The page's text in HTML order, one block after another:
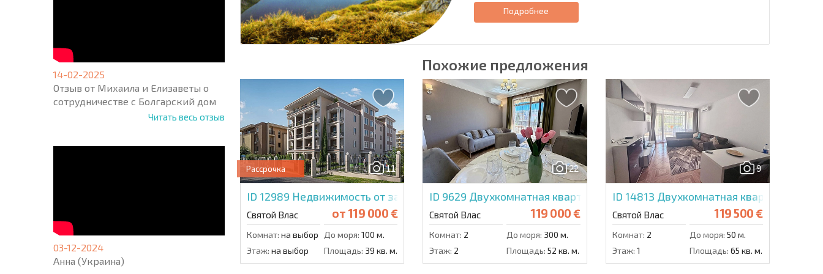
14-02-2025
Отзыв от Михаила и Елизаветы о
сотрудничестве с Болгарский дом
Читать весь отзыв
03-12-2024
Анна (Украина)
Подробнее
Похожие предложения
11
Рассрочка
ID 12989 Недвижимость от застройщика в Премьер Форт Сьютс
Святой Влас от119 000 €
Комнат: на выбор До моря: 100 м.
Этаж: на выбор Площадь: 39 кв. м.
22
ID 9629 Двухкомнатная квартира в Романс Париж
Святой Влас 119 000 €
Комнат: 2 До моря: 300 м.
Этаж: 2 Площадь: 52 кв. м.
9
ID 14813 Двухкомнатная квартира в Сан
Святой Влас 119 500 €
Комнат: 2 До моря: 50 м.
Этаж: 1 Площадь: 65 кв. м.